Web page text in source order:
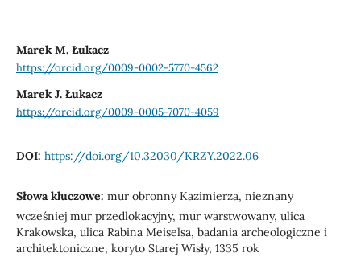
Marek M. Łukacz
https://orcid.org/0009-0002-5770-4562
Marek J. Łukacz
https://orcid.org/0009-0005-7070-4059
DOI: https://doi.org/10.32030/KRZY.2022.06
Słowa kluczowe: mur obronny Kazimierza, nieznany
wcześniej mur przedlokacyjny, mur warstwowany, ulica
Krakowska, ulica Rabina Meiselsa, badania archeologiczne i
architektoniczne, koryto Starej Wisły, 1335 rok